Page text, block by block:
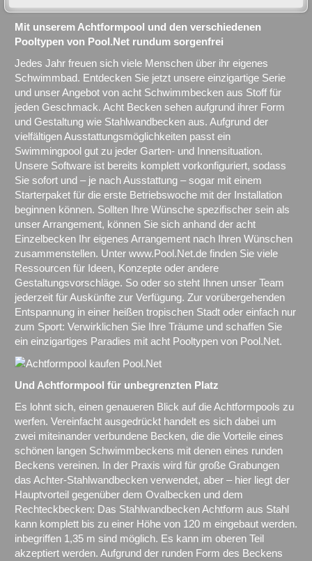
Mit unserem Achtformpool und den verschiedenen
Pooltypen von Pool.Net rundum sorgenfrei
Jedes Jahr freuen sich viele Menschen über ihr eigenes
Schwimmbad. Entdecken Sie jetzt unsere einzigartige Serie
und unser Angebot von acht Schwimmbecken aus Stoff für
jeden Geschmack. Acht Becken sehen aufgrund ihrer Form
und Gestaltung wie Stahlwandbecken aus. Aufgrund der
vielfältigen Ausstattungsmöglichkeiten passt ein
Swimmingpool gut zu jeder Garten- und Innensituation.
Unsere Software ist bereits komplett vorkonfiguriert, sodass
Sie sofort und – je nach Ausstattung – sogar mit einem
Starterpaket für die erste Betriebswoche mit der Installation
beginnen können. Sollten Ihre Wünsche spezifischer sein als
unser Arrangement, können Sie sich anhand der acht
Einzelbecken Ihr eigenes Arrangement nach Ihren Wünschen
zusammenstellen. Unter www.Pool.Net.de finden Sie viele
Ressourcen für Ideen, Konzepte oder andere
Gestaltungsvorschläge. So oder so steht Ihnen unser Team
jederzeit für Auskünfte zur Verfügung. Zur vorübergehenden
Entspannung in einer heißen tropischen Stadt oder einfach nur
zum Sport: Verwirklichen Sie Ihre Träume und schaffen Sie
ein einzigartiges Paradies mit acht Pooltypen von Pool.Net.
Und Achtformpool für unbegrenzten Platz
Es lohnt sich, einen genaueren Blick auf die Achtformpools zu
werfen. Vereinfacht ausgedrückt handelt es sich dabei um
zwei miteinander verbundene Becken, die die Vorteile eines
schönen langen Schwimmbeckens mit denen eines runden
Beckens vereinen. In der Praxis wird für große Grabungen
das Achter-Stahlwandbecken verwendet, aber – hier liegt der
Hauptvorteil gegenüber dem Ovalbecken und dem
Rechteckbecken: Das Stahlwandbecken Achtform aus Stahl
kann komplett bis zu einer Höhe von 120 m eingebaut werden.
inbegriffen 1,35 m sind möglich. Es kann im oberen Teil
akzeptiert werden. Aufgrund der runden Form des Beckens